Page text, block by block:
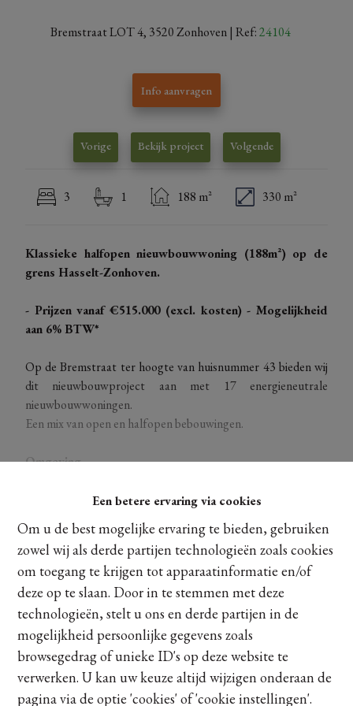
Een betere ervaring via cookies
Om u de best mogelijke ervaring te bieden, gebruiken
zowel wij als derde partijen technologieën zoals cookies
om toegang te krijgen tot apparaatinformatie en/of
deze op te slaan. Door in te stemmen met deze
technologieën, stelt u ons en derde partijen in de
mogelijkheid persoonlijke gegevens zoals
browsegedrag of unieke ID's op deze website te
verwerken. U kan uw keuze altijd wijzigen onderaan de
pagina via de optie 'cookies' of 'cookie instellingen'.
Bremstraat LOT 4, 3520 Zonhoven | Ref:24104
Info aanvragen
Vorige Bekijk project Volgende
3 1 188 m² 330 m²
Klassieke halfopen nieuwbouwwoning (188m²) op de
grens Hasselt-Zonhoven.
- Prijzen vanaf €515.000 (excl. kosten) - Mogelijkheid
aan 6% BTW*
Op de Bremstraat ter hoogte van huisnummer 43 bieden wij
dit nieuwbouwproject aan met 17 energieneutrale
nieuwbouwwoningen.
Een mix van open en halfopen bebouwingen.
Omgeving
+ Belangrijke verbindingswegen dichtbij (E313-E314)
Zonhoven en Hasselt
+ Alle faciliteiten binnen handbereik
+ Op een steenworp van natuurlijke pracht: Platwijers,
Domein Kiewit, Bokrijk, …
Architectuur
+ Elke woning is uniek en architecturaal doordacht
+ Gecombineerd met een praktische indeling die inspeelt op
modern wooncomfort.
Ontdek meer
Delen